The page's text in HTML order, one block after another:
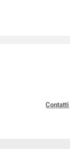
Contatti